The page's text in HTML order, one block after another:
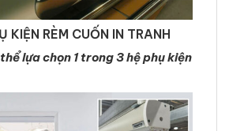
KIỆN RÈM CUỐN IN TRANH
lựa chọn 1 trong 3 hệ phụ kiện